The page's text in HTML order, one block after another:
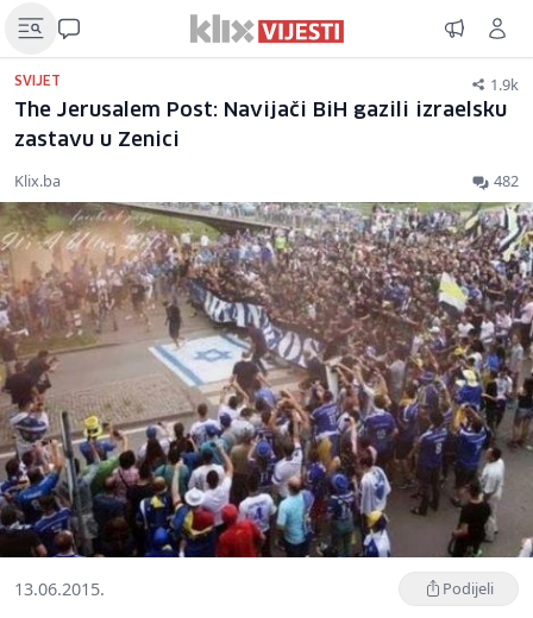
SVIJET 1.9k
The Jerusalem Post: Navijači BiH gazili izraelsku
zastavu u Zenici
Klix.ba 482
13.06.2015. Podijeli